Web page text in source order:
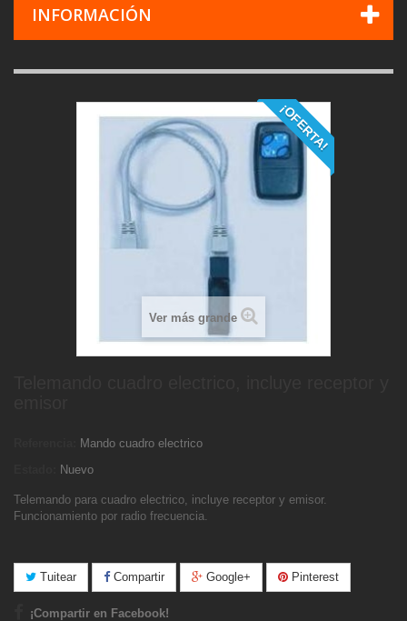
INFORMACIÓN
¡OFERTA!
Ver más grande
Mando cuadro electrico
Nuevo
Telemando para cuadro electrico, incluye receptor y emisor.
Funcionamiento por radio frecuencia.
Tuitear Compartir Google+ Pinterest
¡Compartir en Facebook!